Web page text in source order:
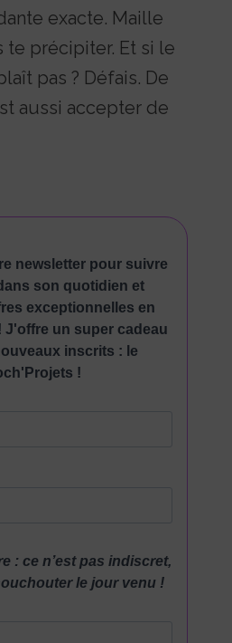
exacte. Maille
te précipiter. Et si le
pas ? Défais. De
aussi accepter de